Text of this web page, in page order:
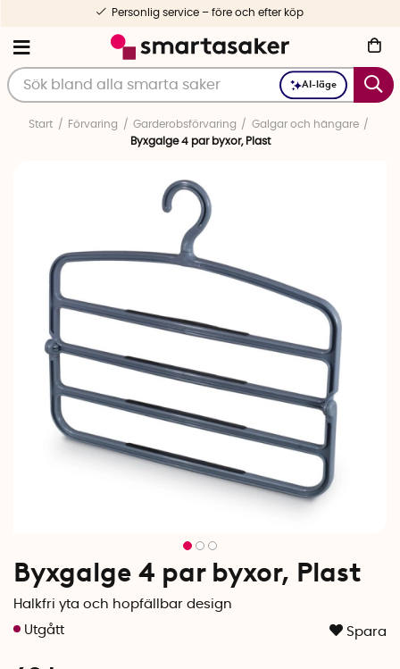
AI-läge
Personlig service – före och efter köp
Start Förvaring Garderobsförvaring
Galgar och hängare
Byxgalge 4 par byxor, Plast
Byxgalge 4 par byxor, Plast
Halkfri yta och hopfällbar design
Spara